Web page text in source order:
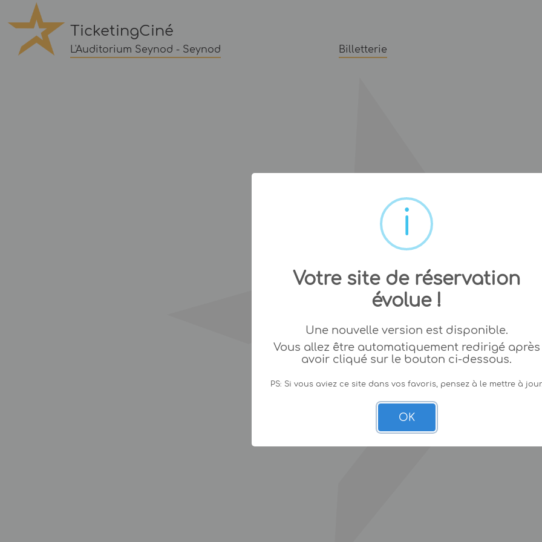
TicketingCiné
L'Auditorium Seynod - Seynod Billetterie
Votre site de réservation
évolue !
Une nouvelle version est disponible.
Vous allez être automatiquement redirigé après
avoir cliqué sur le bouton ci-dessous.
PS: Si vous aviez ce site dans vos favoris, pensez à le mettre à
OK